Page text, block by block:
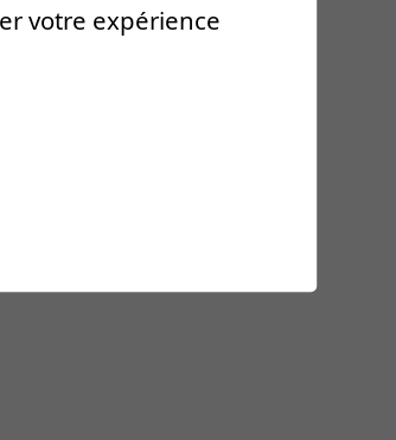
votre expérience